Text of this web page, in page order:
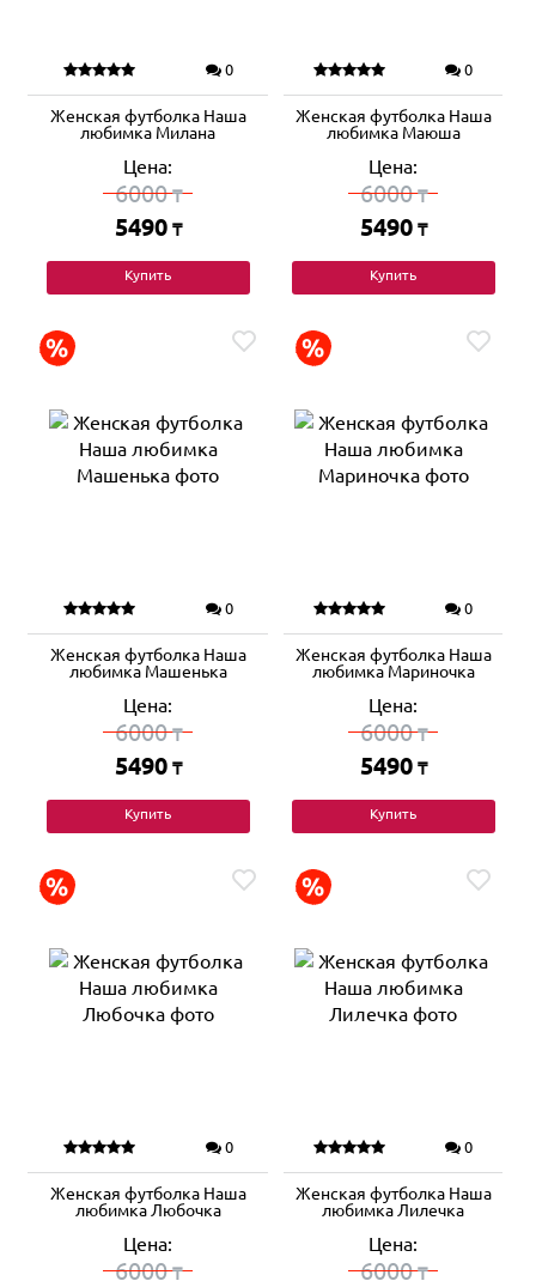
0
Женская футболка Наша
любимка Милана
Цена:
6000₸
5490 ₸
Купить
0
Женская футболка Наша
любимка Маюша
Цена:
6000₸
5490 ₸
Купить
0
Женская футболка Наша
любимка Машенька
Цена:
6000₸
5490 ₸
Купить
0
Женская футболка Наша
любимка Мариночка
Цена:
6000₸
5490 ₸
Купить
0
Женская футболка Наша
любимка Любочка
Цена:
6000₸
0
Женская футболка Наша
любимка Лилечка
Цена:
6000₸